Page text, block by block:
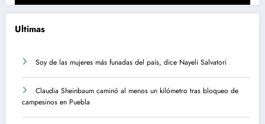
Ultimas
Soy de las mujeres más funadas del país, dice Nayeli Salvatori
Claudia Sheinbaum caminó al menos un kilómetro tras bloqueo de
campesinos en Puebla